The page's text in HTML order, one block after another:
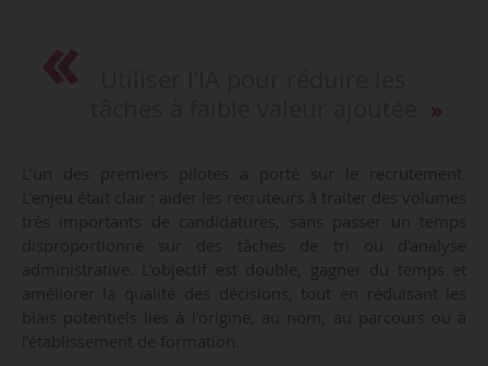
L’un des premiers pilotes a porté sur le recrutement.
L’enjeu était clair : aider les recruteurs à traiter des volumes
très importants de candidatures, sans passer un temps
disproportionné sur des tâches de tri ou d’analyse
administrative. L’objectif est double, gagner du temps et
améliorer la qualité des décisions, tout en réduisant les
biais potentiels liés à l’origine, au nom, au parcours ou à
l’établissement de formation.